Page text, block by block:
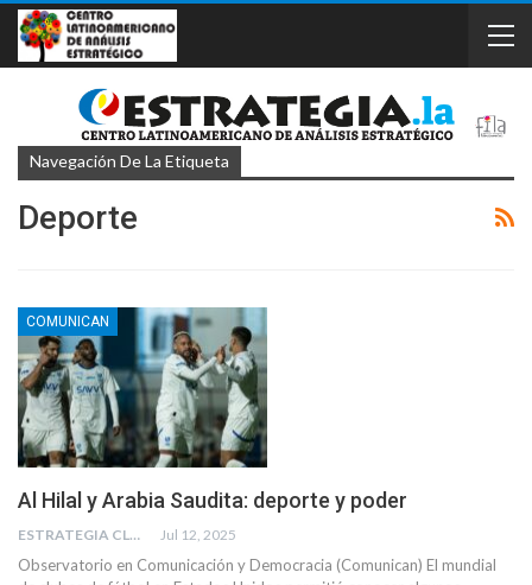
Navegación De La Etiqueta
Deporte
COMUNICAN
Al Hilal y Arabia Saudita: deporte y poder
ESTRATEGIA CLAE Jul 12, 2025
Observatorio en Comunicación y Democracia (Comunican) El mundial